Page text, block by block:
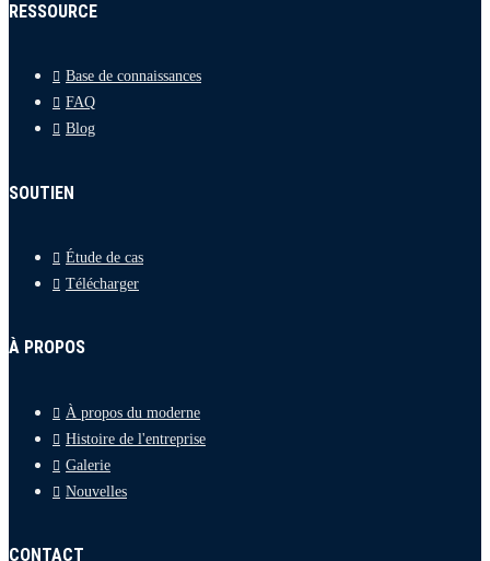
RESSOURCE
Base de connaissances
FAQ
Blog
SOUTIEN
Étude de cas
Télécharger
À PROPOS
À propos du moderne
Histoire de l'entreprise
Galerie
Nouvelles
CONTACT